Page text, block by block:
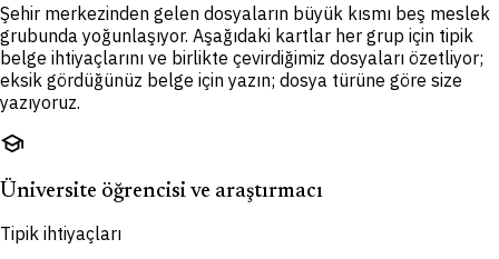
Şehir merkezinden gelen dosyaların büyük kısmı beş meslek
grubunda yoğunlaşıyor. Aşağıdaki kartlar her grup için tipik
belge ihtiyaçlarını ve birlikte çevirdiğimiz dosyaları özetliyor;
eksik gördüğünüz belge için yazın; dosya türüne göre size
yazıyoruz.
school
Üniversite öğrencisi ve araştırmacı
Tipik ihtiyaçları